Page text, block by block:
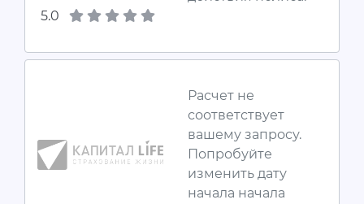
5.0
Расчет не
соответствует
вашему запросу.
Попробуйте
изменить дату
начала начала